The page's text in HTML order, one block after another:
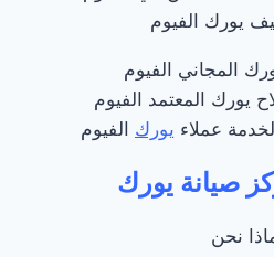
يورك الفيوم
المجاني الفيوم
يورك المعتمد الفيوم
عملاء يورك الفيوم
صيانة يورك
نحن